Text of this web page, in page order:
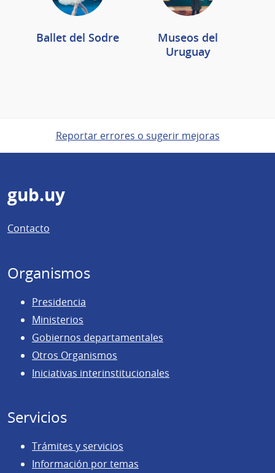
Ballet del Sodre
Museos del
Uruguay
Reportar errores o sugerir mejoras
Pie
de
página
gub.uy
Contacto
Organismos
Presidencia
Ministerios
Gobiernos departamentales
Otros Organismos
Iniciativas interinstitucionales
Servicios
Trámites y servicios
Información por temas